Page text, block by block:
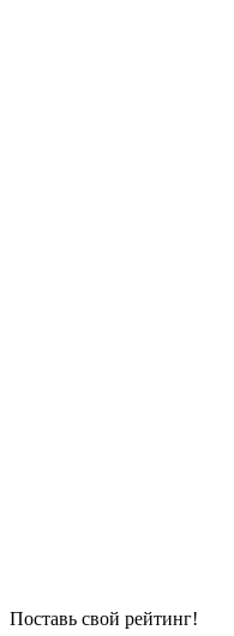
Поставь свой рейтинг!